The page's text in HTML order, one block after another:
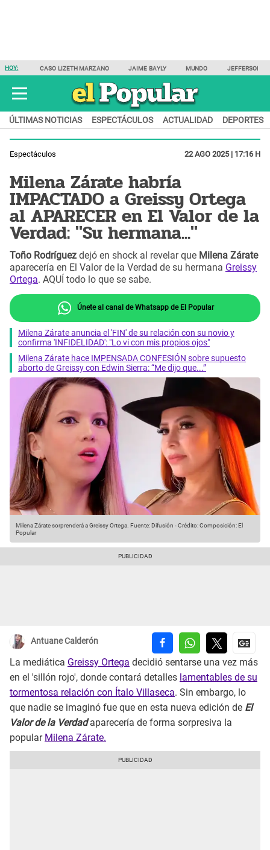
HOY: CASO LIZETH MARZANO JAIME BAYLY MUNDO JEFFERSON
ÚLTIMAS NOTICIAS ESPECTÁCULOS ACTUALIDAD DEPORTES
Espectáculos 22 AGO 2025 | 17:16 H
Milena Zárate habría
IMPACTADO a Greissy Ortega
al APARECER en El Valor de la
Verdad: "Su hermana..."
Toño Rodríguez dejó en shock al revelar que Milena Zárate
aparecería en El Valor de la Verdad de su hermana Greissy
Ortega. AQUÍ todo lo que se sabe.
Únete al canal de Whatsapp de El Popular
Milena Zárate anuncia el 'FIN' de su relación con su novio y
confirma 'INFIDELIDAD': "Lo vi con mis propios ojos"
Milena Zárate hace IMPENSADA CONFESIÓN sobre supuesto
aborto de Greissy con Edwin Sierra: “Me dijo que...”
Milena Zárate sorprenderá a Greissy Ortega. Fuente: Difusión -Crédito: Composición: El
Popular
Antuane Calderón
La mediática Greissy Ortega decidió sentarse una vez más
en el 'sillón rojo', donde contará detalles lamentables de su
tormentosa relación con Ítalo Villaseca. Sin embargo, lo
que nadie se imaginó fue que en esta nueva edición de El
Valor de la Verdadaparecería de forma sorpresiva la
popular Milena Zárate.